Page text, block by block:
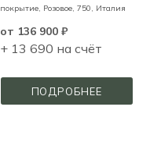
покрытие, Розовое, 750, Италия
от 136 900 ₽
+ 13 690 на счёт
ПОДРОБНЕЕ